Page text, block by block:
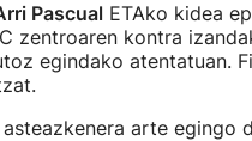
PascualETAko kidea
zentroaren kontra
egindako atentatuan.
asteazkenera arte egingo